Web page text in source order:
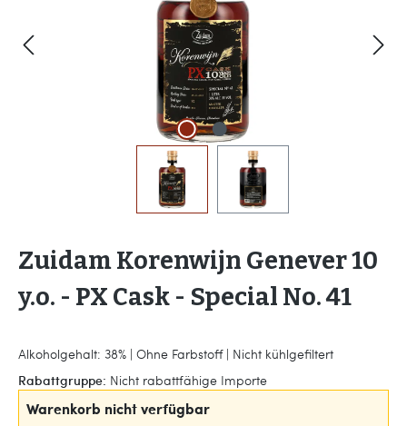
Zuidam Korenwijn Genever 10
y.o. - PX Cask - Special No. 41
Alkoholgehalt: 38% | Ohne Farbstoff | Nicht kühlgefiltert
Rabattgruppe: Nicht rabattfähige Importe
Warenkorb nicht verfügbar